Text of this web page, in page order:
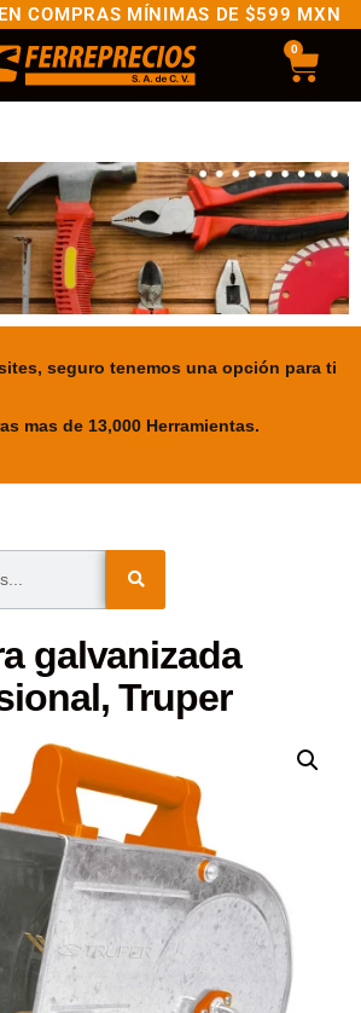
COMPRAS MÍNIMAS DE $599 MXN
0
seguro tenemos una opción para ti
mas de 13,000 Herramientas.
galvanizada
Truper